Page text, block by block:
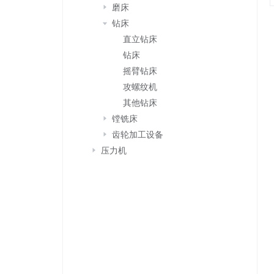
磨床
钻床
直立钻床
钻床
摇臂钻床
攻螺纹机
其他钻床
镗铣床
齿轮加工设备
压力机